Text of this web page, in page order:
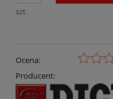
szt.
Ocena:
Producent: